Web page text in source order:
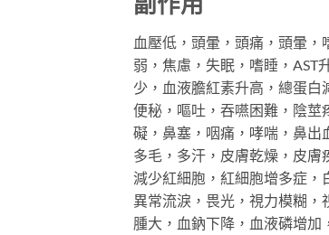
血壓低，頭暈，頭痛，頭暈
弱，焦慮，失眠，嗜睡，AST
少，血液膽紅素升高，總蛋白
便秘，嘔吐，吞嚥困難，陰莖
礙，鼻塞，咽痛，哮喘，鼻出
多毛，多汗，皮膚乾燥，皮
減少紅細胞，紅細胞增多症，
異常流淚，畏光，視力模糊，
腫大，血鈉下降，血液磷增